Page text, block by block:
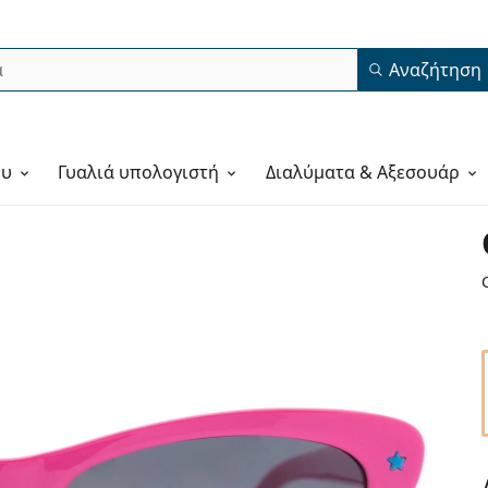
Αναζήτηση
Γυαλιά υπολογιστή Διαλύματα & Αξεσουάρ